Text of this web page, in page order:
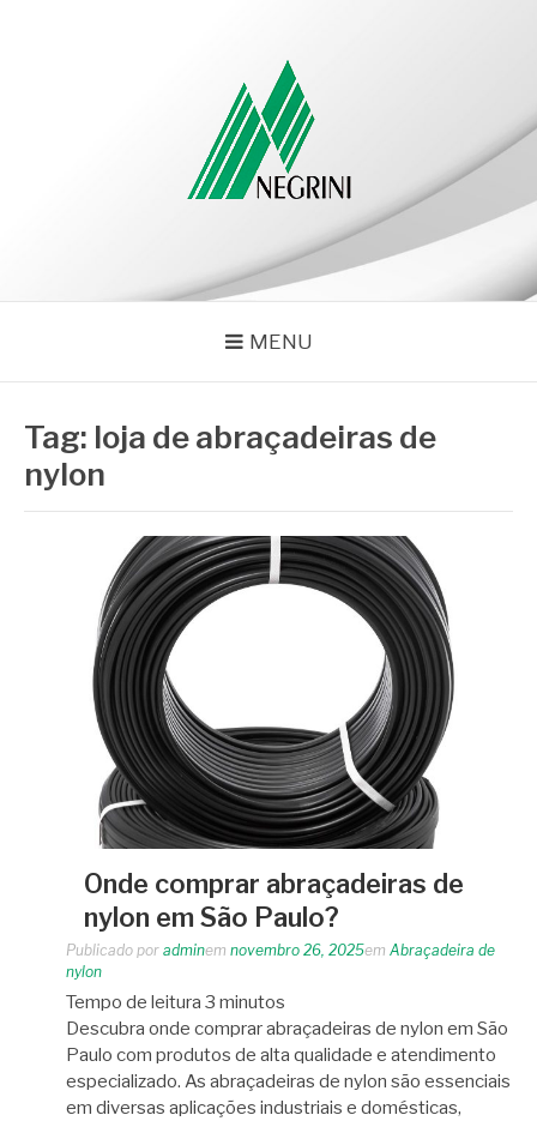
MENU
Tag: loja de abraçadeiras de
nylon
Onde comprar abraçadeiras de
nylon em São Paulo?
Publicado por adminem novembro 26, 2025em Abraçadeira de
nylon
Tempo de leitura 3 minutos
Descubra onde comprar abraçadeiras de nylon em São
Paulo com produtos de alta qualidade e atendimento
especializado. As abraçadeiras de nylon são essenciais
em diversas aplicações industriais e domésticas,